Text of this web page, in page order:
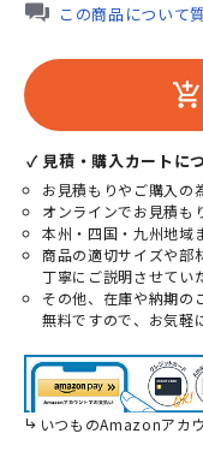
この商品について
add_shopping_cart
✓ 見積・購入カートに
お見積もりやご購入の
オンラインでお見積も
本州・四国・九州地域
商品の適切サイズや部
丁寧にご説明させてい
その他、在庫や納期の
無料ですので、お気軽
いつものAmazonアカ